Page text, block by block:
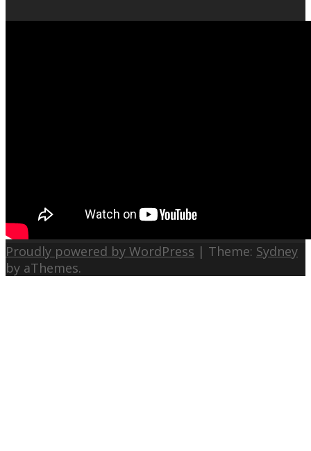
Proudly powered by WordPress | Theme: Sydney
by aThemes.